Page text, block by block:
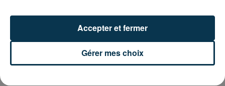
Gérer mes choix
Accepter et fermer